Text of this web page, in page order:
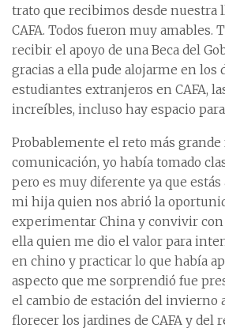
trato que recibimos desde nuestra
CAFA. Todos fueron muy amables.
recibir el apoyo de una Beca del
gracias a ella pude alojarme en los
estudiantes extranjeros en CAFA,
increíbles, incluso hay espacio
Probablemente el reto más grande
comunicación, yo había tomado
pero es muy diferente ya que
mi hija quien nos abrió la
experimentar China y convivir con
ella quien me dio el valor para
en chino y practicar lo que había
aspecto que me sorprendió fue
el cambio de estación del invierno
florecer los jardines de CAFA y del